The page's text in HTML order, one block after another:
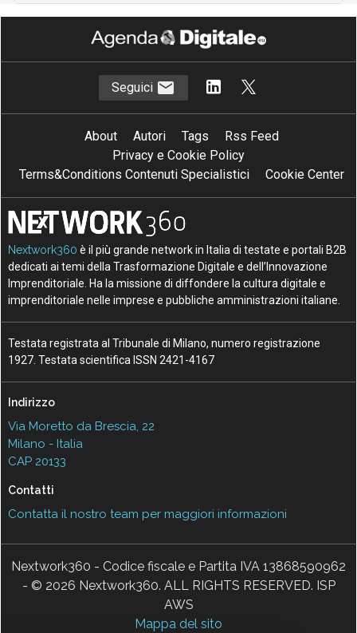
Seguici
About Autori Tags
Rss Feed
Privacy e Cookie Policy
Terms&Conditions Contenuti Specialistici
Cookie Center
Nextwork360 è il più grande network in Italia di testate e portali B2B
dedicati ai temi della Trasformazione Digitale e dell’Innovazione
Imprenditoriale. Ha la missione di diffondere la cultura digitale e
imprenditoriale nelle imprese e pubbliche amministrazioni italiane.
Testata registrata al Tribunale di Milano, numero registrazione
1927. Testata scientifica ISSN 2421-4167
Indirizzo
Via Moretto da Brescia, 22
Milano - Italia
CAP 20133
Contatti
Contatta il nostro team per maggiori informazioni
Nextwork360 - Codice fiscale e Partita IVA 13868590962
- © 2026 Nextwork360. ALL RIGHTS RESERVED. ISP
AWS
Mappa del sito